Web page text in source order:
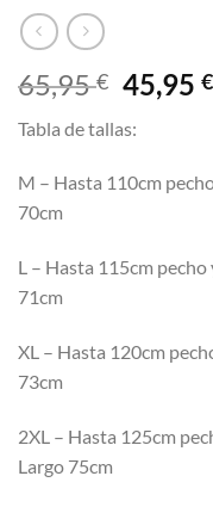
65,95€ El
precio
original
era:
65,95
45,95€
Tabla de tallas:
M – Hasta 110cm
70cm
L – Hasta 115cm
71cm
XL – Hasta 120cm
73cm
2XL – Hasta 125cm
Largo 75cm